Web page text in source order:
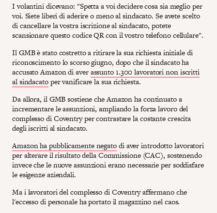
I volantini dicevano: "Spetta a voi decidere cosa sia meglio per
voi. Siete liberi di aderire o meno al sindacato. Se avete scelto
di cancellare la vostra iscrizione al sindacato, potete
scansionare questo codice QR con il vostro telefono cellulare".
Il GMB è stato costretto a ritirare la sua richiesta iniziale di
riconoscimento lo scorso giugno, dopo che il sindacato ha
accusato Amazon di averassunto 1.300 lavoratori non iscritti
al sindacatoper vanificare la sua richiesta.
Da allora, il GMB sostiene che Amazon ha continuato a
incrementare le assunzioni, ampliando la forza lavoro del
complesso di Coventry per contrastare la costante crescita
degli iscritti al sindacato.
Amazon ha pubblicamente negatodi aver introdotto lavoratori
per alterare il risultato della Commissione (CAC), sostenendo
invece che le nuove assunzioni erano necessarie per soddisfare
le esigenze aziendali.
Ma i lavoratori del complesso di Coventry affermano che
l'eccesso di personale ha portato il magazzino nel caos.